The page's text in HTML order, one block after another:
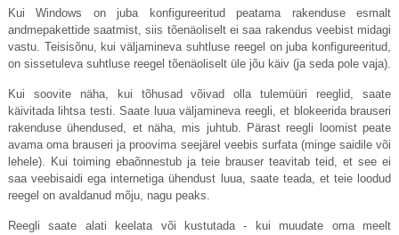
Kui Windows on juba konfigureeritud peatama rakenduse esmalt
andmepakettide saatmist, siis tõenäoliselt ei saa rakendus veebist midagi
vastu. Teisisõnu, kui väljamineva suhtluse reegel on juba konfigureeritud,
on sissetuleva suhtluse reegel tõenäoliselt üle jõu käiv (ja seda pole vaja).
Kui soovite näha, kui tõhusad võivad olla tulemüüri reeglid, saate
käivitada lihtsa testi. Saate luua väljamineva reegli, et blokeerida brauseri
rakenduse ühendused, et näha, mis juhtub. Pärast reegli loomist peate
avama oma brauseri ja proovima seejärel veebis surfata (minge saidile või
lehele). Kui toiming ebaõnnestub ja teie brauser teavitab teid, et see ei
saa veebisaidi ega internetiga ühendust luua, saate teada, et teie loodud
reegel on avaldanud mõju, nagu peaks.
Reegli saate alati keelata või kustutada - kui muudate oma meelt